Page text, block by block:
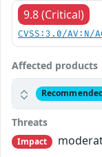
9.8 (Critical)
CVSS:3.0/AV:N/
Affected products
Threats
Impact